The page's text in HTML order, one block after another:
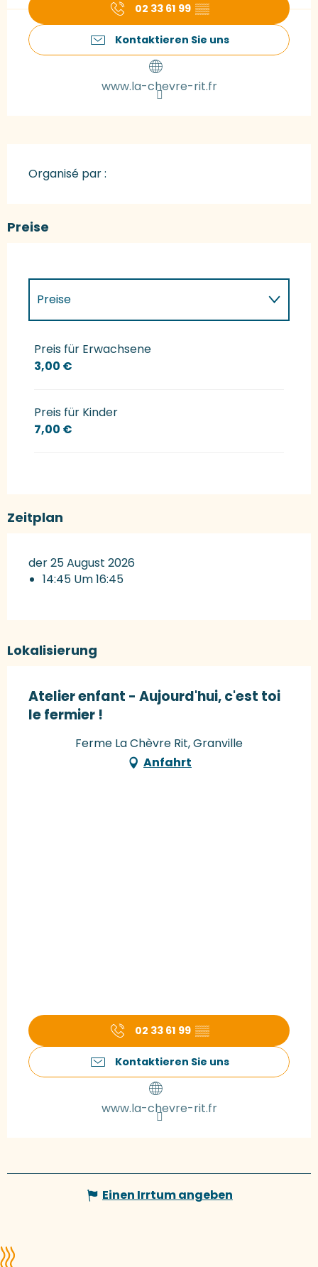
02 33 61 99 ▒▒
Kontaktieren Sie uns
www.la-chevre-rit.fr
Organisé par :
Preise
Preise
Preise 2027
Preis für Erwachsene
3,00 €
Preis für Kinder
7,00 €
Zeitplan
der 25 August 2026
14:45 Um 16:45
Lokalisierung
Atelier enfant - Aujourd'hui, c'est toi
le fermier !
Ferme La Chèvre Rit, Granville
Anfahrt
02 33 61 99 ▒▒
Kontaktieren Sie uns
www.la-chevre-rit.fr
Einen Irrtum angeben